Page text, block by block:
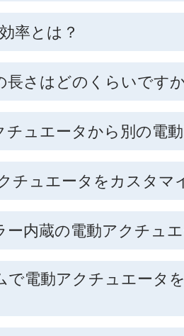
率とは？
長さはどのくらいです
チュエータから別の電
チュエータをカスタマ
ー内蔵の電動アクチュ
で電動アクチュエータ